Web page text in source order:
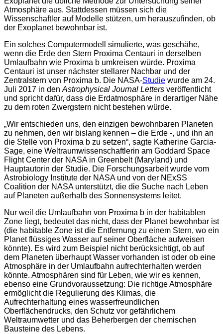
Atmosphäre aus. Stattdessen müssen sich die
Wissenschaftler auf Modelle stützen, um herauszufinden, ob
der Exoplanet bewohnbar ist.
Ein solches Computermodell simulierte, was geschähe,
wenn die Erde den Stern Proxima Centauri in derselben
Umlaufbahn wie Proxima b umkreisen würde. Proxima
Centauri ist unser nächster stellarer Nachbar und der
Zentralstern von Proxima b. Die NASA-Studie wurde am 24.
Juli 2017 in den Astrophysical Journal Letters veröffentlicht
und spricht dafür, dass die Erdatmosphäre in derartiger Nähe
zu dem roten Zwergstern nicht bestehen würde.
„Wir entschieden uns, den einzigen bewohnbaren Planeten
zu nehmen, den wir bislang kennen – die Erde -, und ihn an
die Stelle von Proxima b zu setzen“, sagte Katherine Garcia-
Sage, eine Weltraumwissenschaftlerin am Goddard Space
Flight Center der NASA in Greenbelt (Maryland) und
Hauptautorin der Studie. Die Forschungsarbeit wurde vom
Astrobiology Institute der NASA und von der NExSS
Coalition der NASA unterstützt, die die Suche nach Leben
auf Planeten außerhalb des Sonnensystems leitet.
Nur weil die Umlaufbahn von Proxima b in der habitablen
Zone liegt, bedeutet das nicht, dass der Planet bewohnbar ist
(die habitable Zone ist die Entfernung zu einem Stern, wo ein
Planet flüssiges Wasser auf seiner Oberfläche aufweisen
könnte). Es wird zum Beispiel nicht berücksichtigt, ob auf
dem Planeten überhaupt Wasser vorhanden ist oder ob eine
Atmosphäre in der Umlaufbahn aufrechterhalten werden
könnte. Atmosphären sind für Leben, wie wir es kennen,
ebenso eine Grundvoraussetzung: Die richtige Atmosphäre
ermöglicht die Regulierung des Klimas, die
Aufrechterhaltung eines wasserfreundlichen
Oberflächendrucks, den Schutz vor gefährlichem
Weltraumwetter und das Beherbergen der chemischen
Bausteine des Lebens.